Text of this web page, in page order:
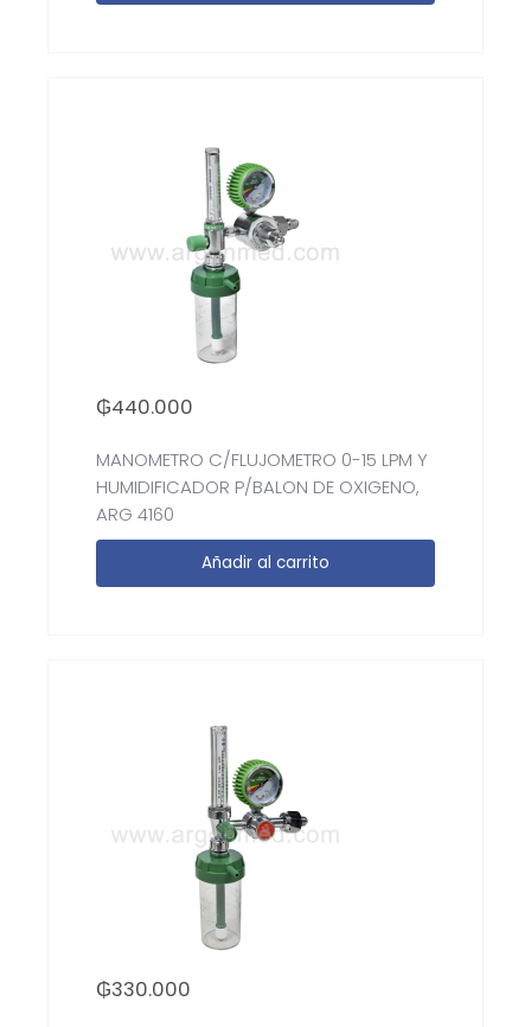
₲440.000
MANOMETRO C/FLUJOMETRO 0-15 LPM Y
HUMIDIFICADOR P/BALON DE OXIGENO,
ARG 4160
Añadir al carrito
₲330.000